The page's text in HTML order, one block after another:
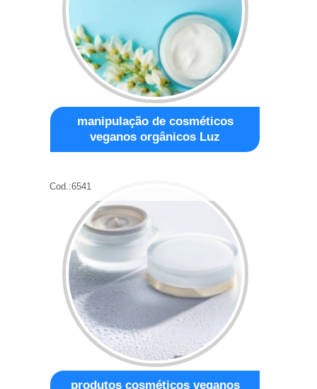
manipulação de cosméticos
veganos orgânicos Luz
Cod.:6541
produtos cosméticos veganos